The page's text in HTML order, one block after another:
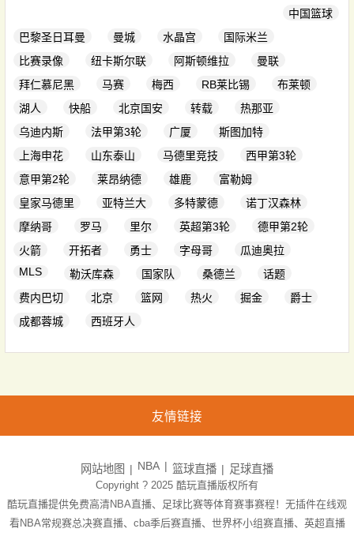
中国篮球
巴黎圣日耳曼
曼城 水晶宫
国际米兰
比赛录像
纽卡斯尔联 阿斯顿维拉
曼联
拜仁慕尼黑
马赛 梅西 RB莱比锡
布莱顿
湖人
快船 北京国安 转载
热那亚
乌迪内斯
法甲第3轮 广厦
斯图加特
上海申花
山东泰山 马德里竞技
西甲第3轮
意甲第2轮
莱昂纳德 雄鹿
富勒姆
皇家马德里
亚特兰大 多特蒙德
诺丁汉森林
摩纳哥
罗马 里尔 英超第3轮
德甲第2轮
火箭
开拓者 勇士 字母哥
瓜迪奥拉
MLS
勒沃库森 国家队 桑德兰
话题
费内巴切
北京 篮网 热火 掘金
爵士
成都蓉城
西班牙人
友情链接
网站地图 NBA 篮球直播 足球直播
Copyright ? 2025 酷玩直播版权所有
酷玩直播提供免费高清NBA直播、足球比赛等体育赛事赛程！无插件在线观
看NBA常规赛总决赛直播、cba季后赛直播、世界杯小组赛直播、英超直播